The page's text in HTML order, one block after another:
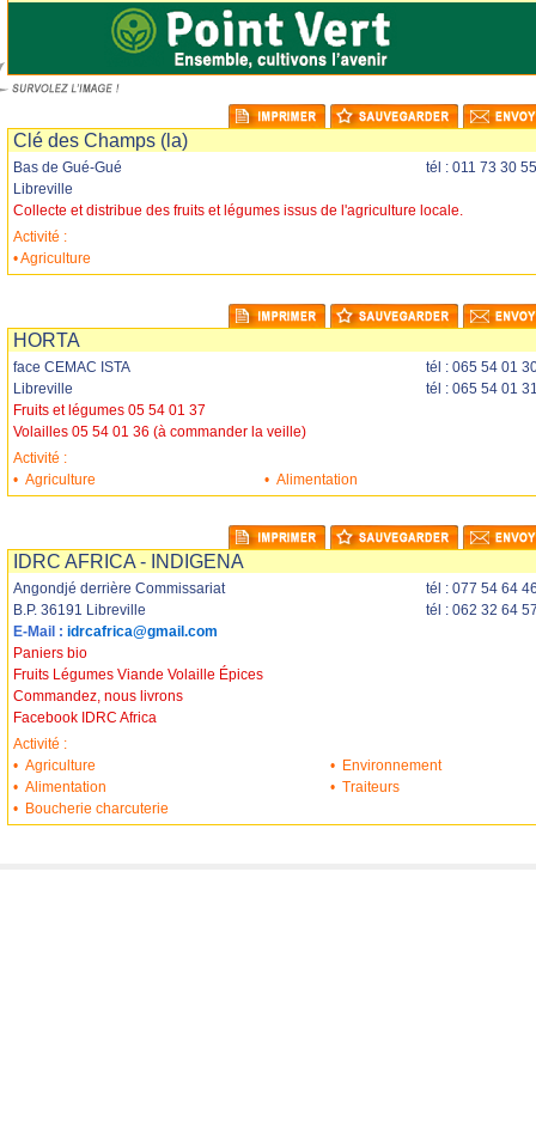
Envoyer
Clé des Champs (la)
Bas de Gué-Gué
Libreville
tél : 011 73 30 55
Collecte et distribue des fruits et légumes issus de l'agriculture locale.
Activité :
• Agriculture
Envoyer
HORTA
face CEMAC ISTA
Libreville
tél : 065 54 01
tél : 065 54 01
Fruits et légumes 05 54 01 37
Volailles 05 54 01 36 (à commander la veille)
Activité :
• Agriculture • Alimentation
Envoyer
IDRC AFRICA - INDIGENA
Angondjé derrière Commissariat
B.P. 36191 Libreville
E-Mail : idrcafrica@gmail.com
tél : 077 54 64
tél : 062 32 64
Paniers bio
Fruits Légumes Viande Volaille Épices
Commandez, nous livrons
Facebook IDRC Africa
Activité :
• Agriculture • Environnement
• Alimentation • Traiteurs
• Boucherie charcuterie